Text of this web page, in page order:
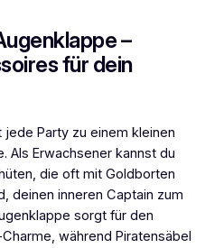
–
für dein
jede Party zu einem kleinen
Als Erwachsener kannst du
die oft mit Goldborten
deinen inneren Captain zum
sorgt für den
während Piratensäbel